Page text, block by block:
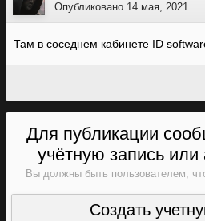
Опубликовано 14 мая, 2021
Там в соседнем кабинете ID
Для публикации
учётную запись или
Вы должны быть пользователем,
Создать